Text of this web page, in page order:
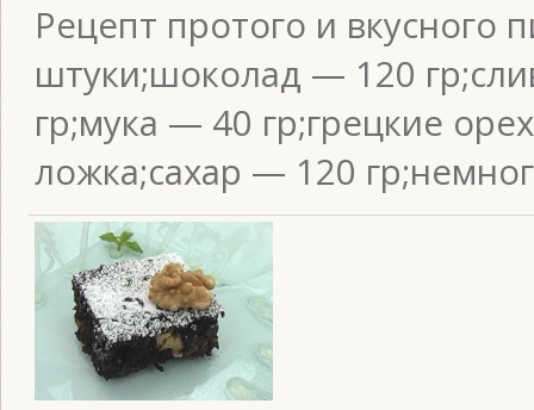
Рецепт протого и вкусного
штуки;шоколад — 120
гр;мука — 40 гр;грецкие
ложка;сахар — 120